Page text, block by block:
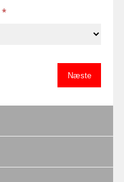
*
Næste